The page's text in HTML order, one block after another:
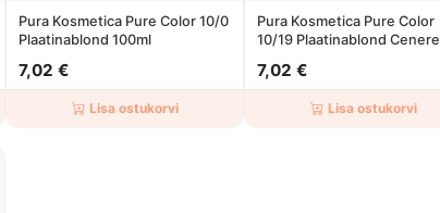
Pura Kosmetica Pure Color 10/0
Plaatinablond 100ml
7,02 €
Lisa ostukorvi
Pura Kosmetica Pure Color
10/19 Plaatinablond Cenere
7,02 €
Lisa ostukorvi